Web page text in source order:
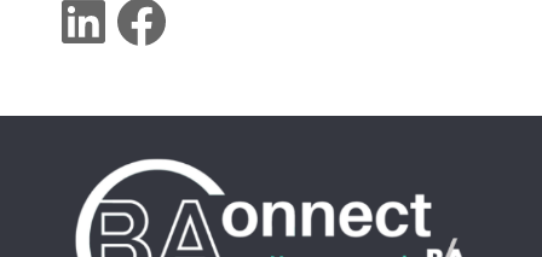
LinkedIn
Facebook